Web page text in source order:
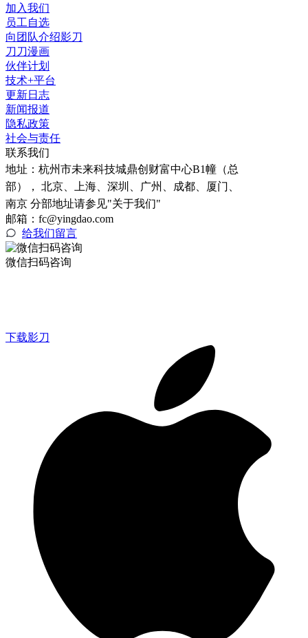
加入我们
员工自选
向团队介绍影刀
刀刀漫画
伙伴计划
技术+平台
更新日志
新闻报道
隐私政策
社会与责任
联系我们
地址： 杭州市未来科技城鼎创财富中心B1幢（总
部）， 北京、上海、深圳、广州、成都、厦门、
南京 分部地址请参见"关于我们"
邮箱：fc@yingdao.com
给我们留言
微信扫码咨询
下载影刀